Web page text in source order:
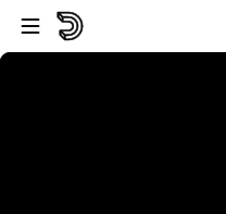
Passer au player
Passer au contenu principal